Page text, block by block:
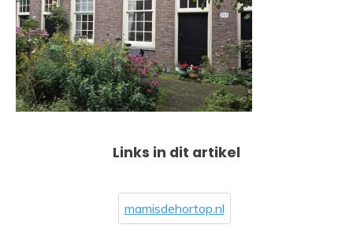
Links in dit artikel
mamisdehortop.nl